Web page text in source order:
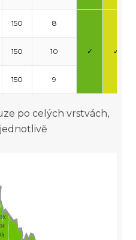
150 8
✓ ✓
150 10
150 9
po celých vrstvách,